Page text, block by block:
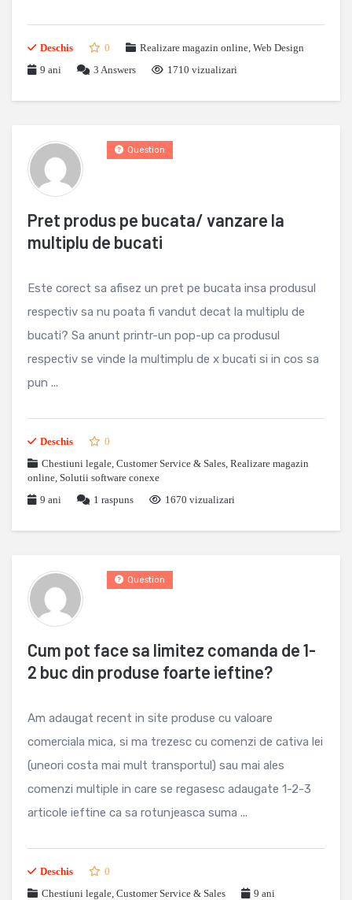
Deschis 0 Realizare magazin online, Web Design
9 ani
3 Answers 1710 vizualizari
Pret produs pe bucata/ vanzare la
multiplu de bucati
Question
Este corect sa afisez un pret pe bucata insa produsul
respectiv sa nu poata fi vandut decat la multiplu de
bucati? Sa anunt printr-un pop-up ca produsul
respectiv se vinde la multimplu de x bucati si in cos sa
pun ...
Deschis
0
Chestiuni legale, Customer Service & Sales, Realizare magazin
online, Solutii software conexe
9 ani
1 raspuns 1670 vizualizari
Cum pot face sa limitez comanda de 1-
2 buc din produse foarte ieftine?
Question
Am adaugat recent in site produse cu valoare
comerciala mica, si ma trezesc cu comenzi de cativa lei
(uneori costa mai mult transportul) sau mai ales
comenzi multiple in care se regasesc adaugate 1-2-3
articole ieftine ca sa rotunjeasca suma ...
Deschis
0
Chestiuni legale, Customer Service & Sales
9 ani